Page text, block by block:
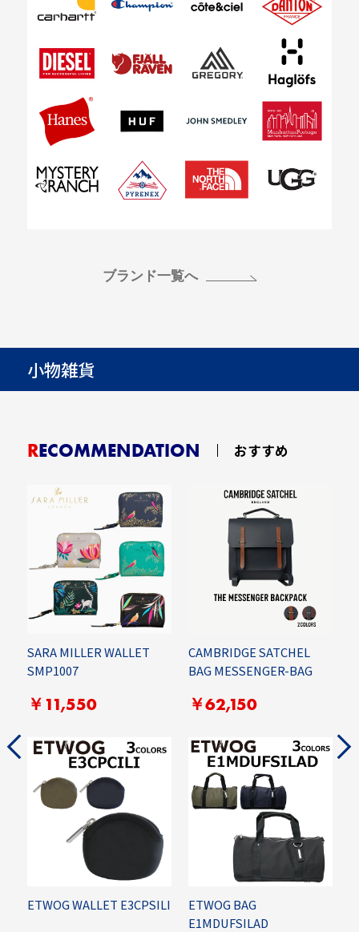
ブランド一覧へ
小物雑貨
RECOMMENDATION おすすめ
SARA MILLER WALLET
SMP1007
￥11,550
CAMBRIDGE SATCHEL
BAG MESSENGER-BAG
￥62,150
ETWOG WALLET E3CPSILI
ETWOG BAG
E1MDUFSILAD